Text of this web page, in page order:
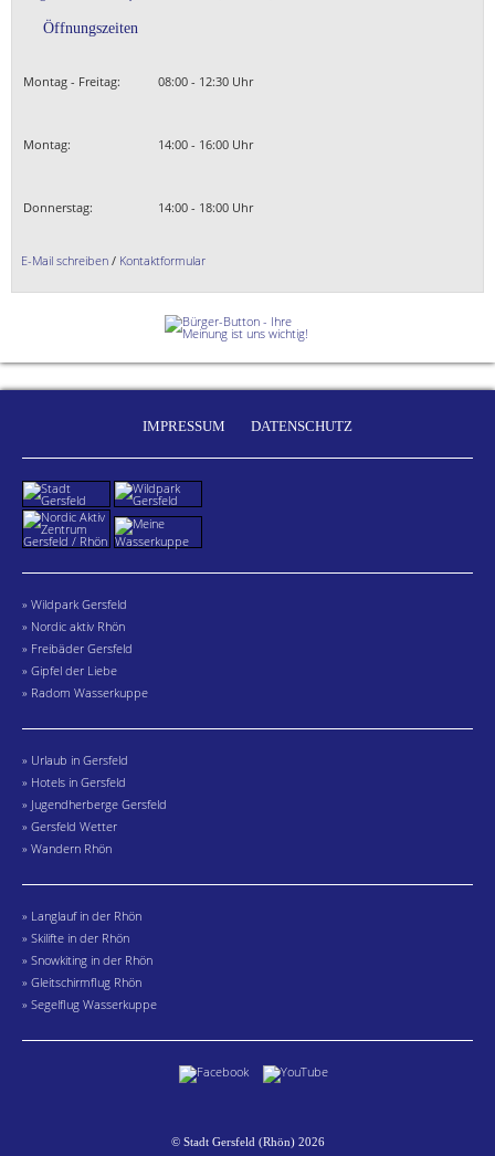
Öffnungszeiten
Montag - Freitag: 08:00 - 12:30 Uhr
Montag: 14:00 - 16:00 Uhr
Donnerstag: 14:00 - 18:00 Uhr
E-Mail schreiben / Kontaktformular
IMPRESSUM DATENSCHUTZ
» Wildpark Gersfeld
» Nordic aktiv Rhön
» Freibäder Gersfeld
» Gipfel der Liebe
» Radom Wasserkuppe
» Urlaub in Gersfeld
» Hotels in Gersfeld
» Jugendherberge Gersfeld
» Gersfeld Wetter
» Wandern Rhön
» Langlauf in der Rhön
» Skilifte in der Rhön
» Snowkiting in der Rhön
» Gleitschirmflug Rhön
» Segelflug Wasserkuppe
© Stadt Gersfeld (Rhön) 2026